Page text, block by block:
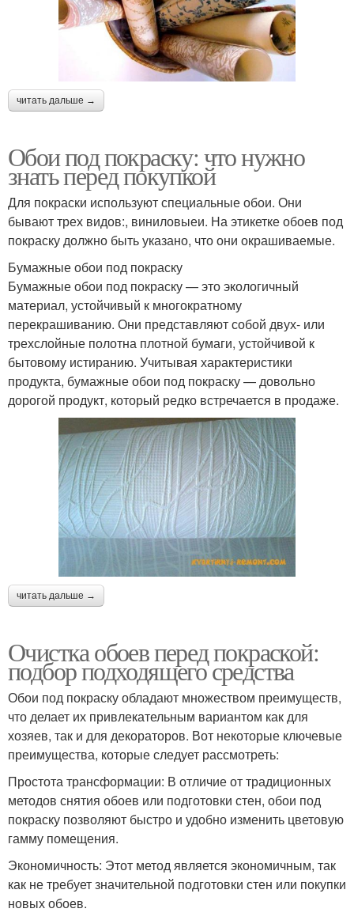
читать дальше →
Обои под покраску: что нужно
знать перед покупкой
Для покраски используют специальные обои. Они
бывают трех видов:, виниловыеи. На этикетке обоев под
покраску должно быть указано, что они окрашиваемые.
Бумажные обои под покраску
Бумажные обои под покраску — это экологичный
материал, устойчивый к многократному
перекрашиванию. Они представляют собой двух- или
трехслойные полотна плотной бумаги, устойчивой к
бытовому истиранию. Учитывая характеристики
продукта, бумажные обои под покраску — довольно
дорогой продукт, который редко встречается в продаже.
читать дальше →
Очистка обоев перед покраской:
подбор подходящего средства
Обои под покраску обладают множеством преимуществ,
что делает их привлекательным вариантом как для
хозяев, так и для декораторов. Вот некоторые ключевые
преимущества, которые следует рассмотреть:
Простота трансформации: В отличие от традиционных
методов снятия обоев или подготовки стен, обои под
покраску позволяют быстро и удобно изменить цветовую
гамму помещения.
Экономичность: Этот метод является экономичным, так
как не требует значительной подготовки стен или покупки
новых обоев.